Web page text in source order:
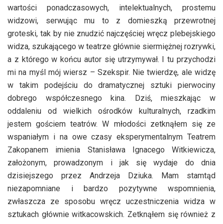
wartości ponadczasowych, intelektualnych, prostemu
widzowi, serwując mu to z domieszką przewrotnej
groteski, tak by nie znudzić najczęściej wręcz plebejskiego
widza, szukającego w teatrze głównie siermiężnej rozrywki,
a z którego w końcu autor się utrzymywał. I tu przychodzi
mi na myśl mój wiersz – Szekspir. Nie twierdzę, ale widzę
w takim podejściu do dramatycznej sztuki pierwociny
dobrego współczesnego kina. Dziś, mieszkając w
oddaleniu od wielkich ośrodków kulturalnych, rzadkim
jestem gościem teatrów. W młodości zetknąłem się ze
wspaniałym i na owe czasy eksperymentalnym Teatrem
Zakopanem imienia Stanisława Ignacego Witkiewicza,
założonym, prowadzonym i jak się wydaje do dnia
dzisiejszego przez Andrzeja Dziuka. Mam stamtąd
niezapomniane i bardzo pozytywne wspomnienia,
zwłaszcza ze sposobu wręcz uczestniczenia widza w
sztukach głównie witkacowskich. Zetknąłem się również z